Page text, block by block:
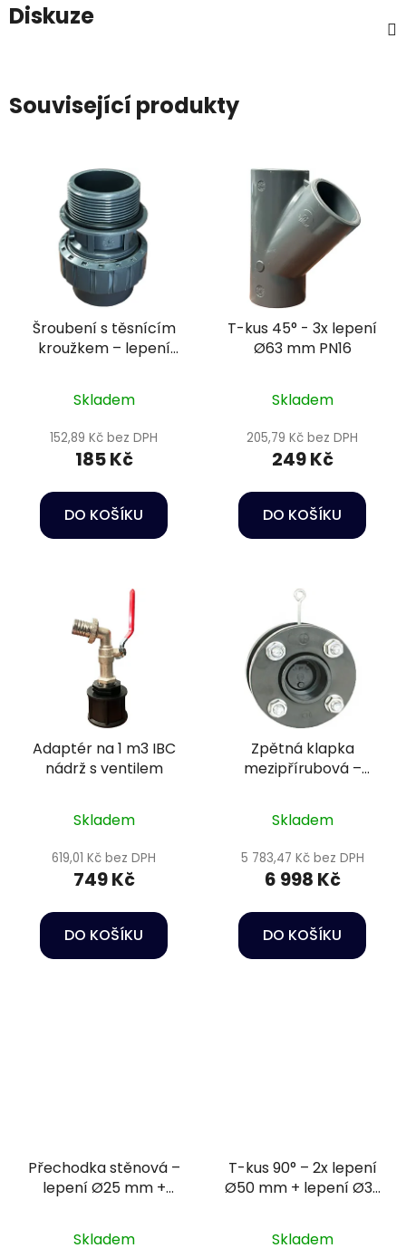
Diskuze
Související produkty
Šroubení s těsnícím
kroužkem – lepení
Skladem
152,89 Kč bez DPH
185 Kč
DO KOŠÍKU
T-kus 45° - 3x lepení
Ø63 mm PN16
Skladem
205,79 Kč bez DPH
249 Kč
DO KOŠÍKU
Adaptér na 1 m3 IBC
nádrž s ventilem
Skladem
619,01 Kč bez DPH
749 Kč
DO KOŠÍKU
Zpětná klapka
mezipřírubová –
těsnění EPDM
Skladem
5 783,47 Kč bez DPH
6 998 Kč
DO KOŠÍKU
Přechodka stěnová –
lepení Ø25 mm +
Skladem
T-kus 90° – 2x lepení
Ø50 mm + lepení Ø32
Skladem